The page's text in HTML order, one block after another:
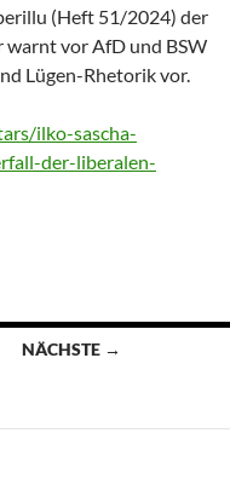
(Heft 51/2024) der
warnt vor AfD und BSW
Lügen-Rhetorik vor.
ilko-sascha-
der-liberalen-
NÄCHSTE →